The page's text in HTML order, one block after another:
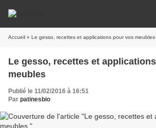
Accueil » Le gesso, recettes et applications pour vos meubles
Le gesso, recettes et
meubles
Publié le 11/02/2016 à 16:51
Par patinesbio